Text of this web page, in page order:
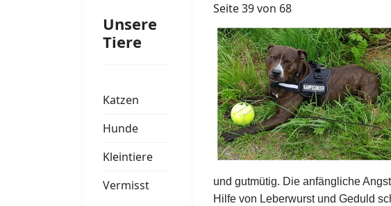
Unsere
Tiere
Katzen
Hunde
Kleintiere
Vermisst
Seite 39 von 68
und gutmütig. Die anfängliche
Hilfe von Leberwurst und Geduld